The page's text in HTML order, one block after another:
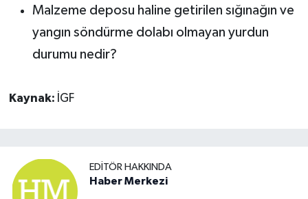
Malzeme deposu haline getirilen sığınağın ve
yangın söndürme dolabı olmayan yurdun
durumu nedir?
Kaynak: İGF
EDITÖR HAKKINDA
Haber Merkezi